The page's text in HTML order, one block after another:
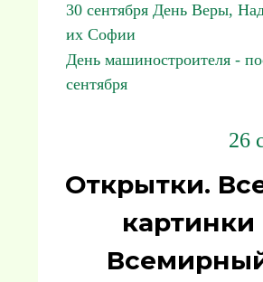
30 сентября День Веры,
их Софии
День машиностроителя -
сентября
26
Открытки.
картинки